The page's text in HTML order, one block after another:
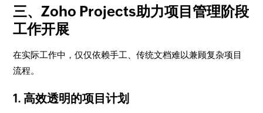
三、Zoho Projects助力项目管理阶段
工作开展
在实际工作中，仅仅依赖手工、传统文档难以兼顾复杂项目
流程。
1. 高效透明的项目计划